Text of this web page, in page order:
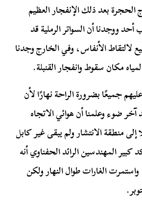
بعد ذلك الإنفجار العظيم
ووجدنا أن السواتر الرملية قد
الأنفاس، وفي الخارج وجدنا
مكان سقوط وانفجار القنبلة.
جميعًا بضرورة الراحة نهارًا لأن
ضوء وعلمنا أن هوائي الاتجاه
إلى منطقة الانتشار ولم يبقى غير كابل
كبير المهندسين الرائد الحفناوي أنه
الغارات طوال النهار ولكن